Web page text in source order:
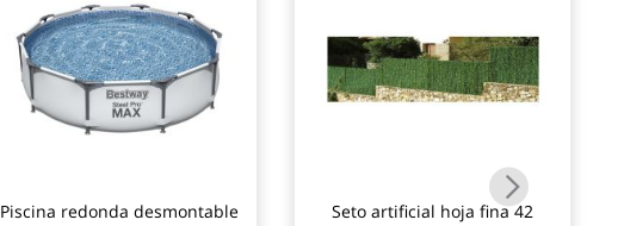
Piscina redonda desmontable
Seto artificial hoja fina 42